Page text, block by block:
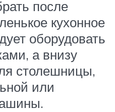
после
кухонное
оборудовать
а внизу
столешницы,
или